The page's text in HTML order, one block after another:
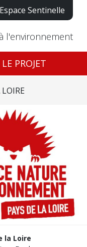
Espace Sentinelle
l'environnement
LE PROJET
LOIRE
la Loire